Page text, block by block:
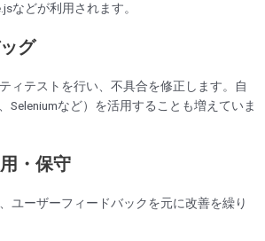
などが利用されます。
グ
ィテストを行い、不具合を修正します。自
Seleniumなど）を活用することも増えていま
・保守
ユーザーフィードバックを元に改善を繰り